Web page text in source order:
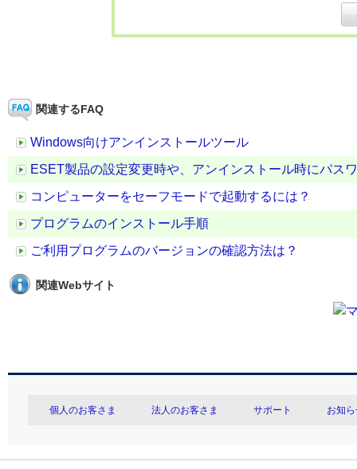
関連するFAQ
Windows向けアンインストールツール
ESET製品の設定変更時や、アンインストール時にパス
コンピューターをセーフモードで起動するには？
プログラムのインストール手順
ご利用プログラムのバージョンの確認方法は？
関連Webサイト
個人のお客さま 法人のお客さま サポート お知